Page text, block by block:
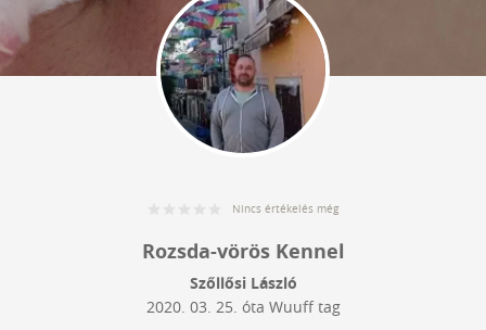
Nincs értékelés még
Rozsda-vörös Kennel
Szőllősi László
2020. 03. 25. óta Wuuff tag